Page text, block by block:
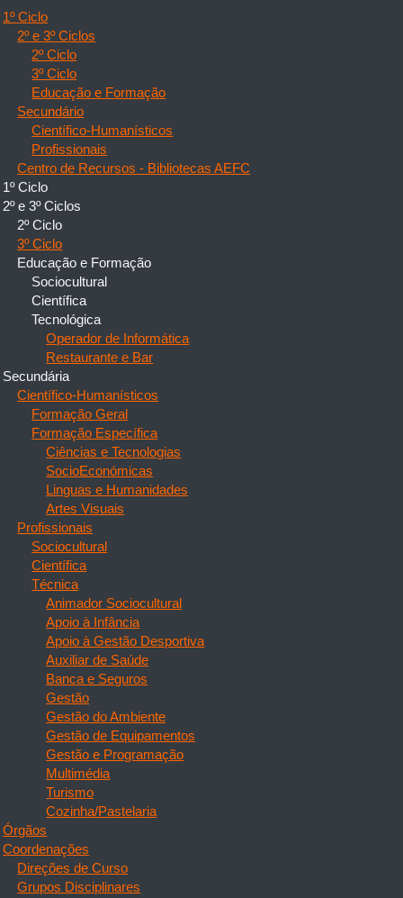
1º Ciclo
2º e 3º Ciclos
2º Ciclo
3º Ciclo
Educação e Formação
Secundário
Científico-Humanísticos
Profissionais
Centro de Recursos - Bibliotecas AEFC
1º Ciclo
2º e 3º Ciclos
2º Ciclo
3º Ciclo
Educação e Formação
Sociocultural
Científica
Tecnológica
Operador de Informática
Restaurante e Bar
Secundária
Científico-Humanísticos
Formação Geral
Formação Específica
Ciências e Tecnologias
SocioEconómicas
Linguas e Humanidades
Artes Visuais
Profissionais
Sociocultural
Científica
Técnica
Animador Sociocultural
Apoio à Infância
Apoio à Gestão Desportiva
Auxiliar de Saúde
Banca e Seguros
Gestão
Gestão do Ambiente
Gestão de Equipamentos
Gestão e Programação
Multimédia
Turismo
Cozinha/Pastelaria
Órgãos
Coordenações
Direções de Curso
Grupos Disciplinares